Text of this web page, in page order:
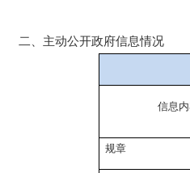
二、主动公开政府信息情况
信息
规章